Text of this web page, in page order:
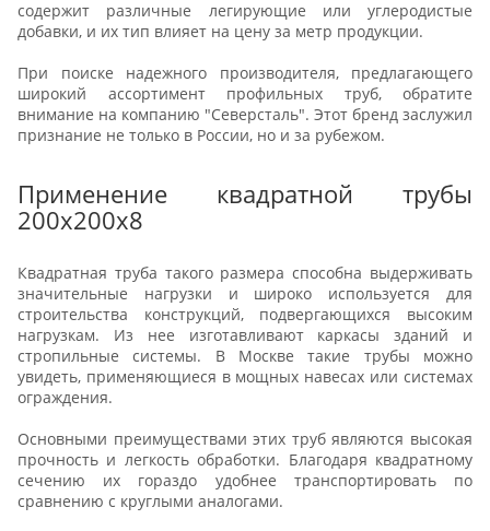
содержит различные легирующие или углеродистые
добавки, и их тип влияет на цену за метр продукции.
При поиске надежного производителя, предлагающего
широкий ассортимент профильных труб, обратите
внимание на компанию "Северсталь". Этот бренд заслужил
признание не только в России, но и за рубежом.
Применение квадратной трубы
200х200х8
Квадратная труба такого размера способна выдерживать
значительные нагрузки и широко используется для
строительства конструкций, подвергающихся высоким
нагрузкам. Из нее изготавливают каркасы зданий и
стропильные системы. В Москве такие трубы можно
увидеть, применяющиеся в мощных навесах или системах
ограждения.
Основными преимуществами этих труб являются высокая
прочность и легкость обработки. Благодаря квадратному
сечению их гораздо удобнее транспортировать по
сравнению с круглыми аналогами.